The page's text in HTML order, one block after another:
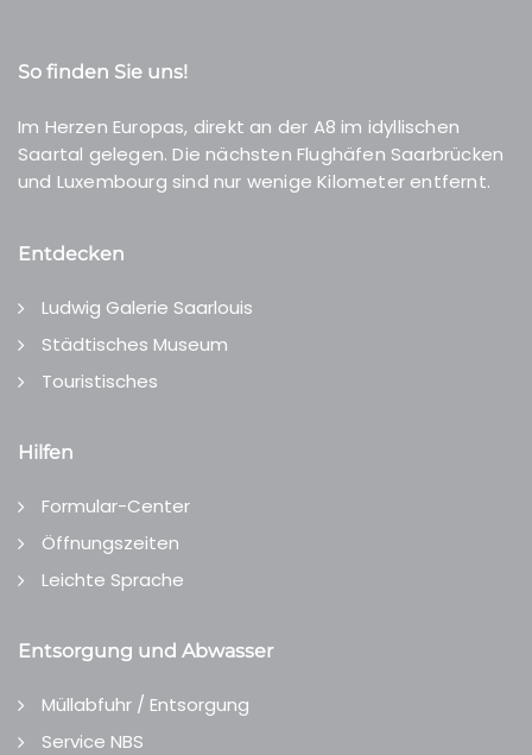
So finden Sie uns!
Im Herzen Europas, direkt an der A8 im idyllischen
Saartal gelegen. Die nächsten Flughäfen Saarbrücken
und Luxembourg sind nur wenige Kilometer entfernt.
Entdecken
Ludwig Galerie Saarlouis
Städtisches Museum
Touristisches
Hilfen
Formular-Center
Öffnungszeiten
Leichte Sprache
Entsorgung und Abwasser
Müllabfuhr / Entsorgung
Service NBS